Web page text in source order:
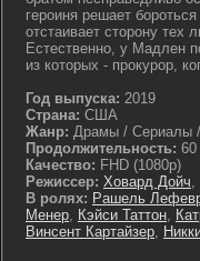
героиня решает
отстаивает сторону
Естественно, у Мадлен
из которых - прокурор,
Год выпуска: 2019
Страна: США
Жанр: Драмы / Сериалы
Продолжительность:
Качество: FHD (1080p)
Режиссер: Ховард Дойч,
В ролях: Рашель
Менер, Кэйси Таттон,
Винсент Картайзер,